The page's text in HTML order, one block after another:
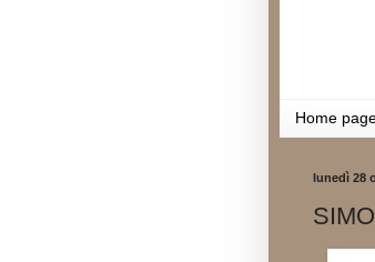
Home
lunedì 28